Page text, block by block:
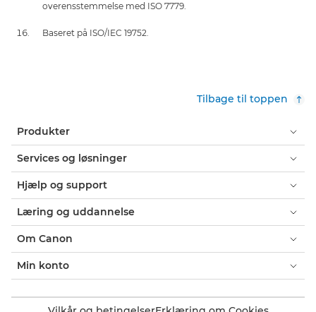
overensstemmelse med ISO 7779.
Baseret på ISO/IEC 19752.
Tilbage til toppen
Produkter
Services og løsninger
Hjælp og support
Læring og uddannelse
Om Canon
Min konto